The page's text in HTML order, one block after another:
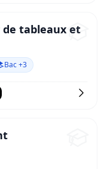
tableaux et
Bac +3